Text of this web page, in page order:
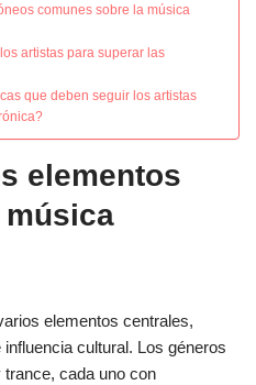
comunes sobre la música
artistas para superar las
que deben seguir los artistas
elementos
elementos centrales,
cultural. Los géneros
cada uno con